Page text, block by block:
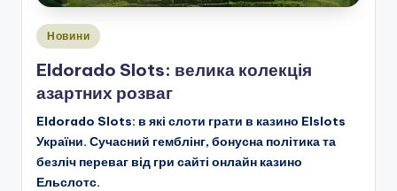
Опубліковано
Новини
Eldorado Slots: велика колекція
азартних розваг
Eldorado Slots: в які слоти грати в казино Elslots
України. Сучасний гемблінг, бонусна політика та
безліч переваг від гри сайті онлайн казино
Ельслотс.